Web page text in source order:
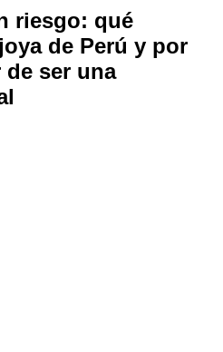
riesgo: qué
de Perú y por
ser una